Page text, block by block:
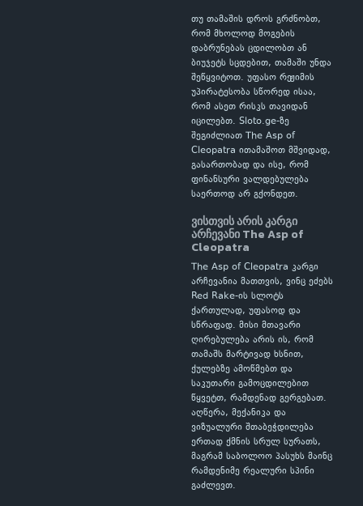
თუ თამაშის დროს გრძნობთ,
რომ მხოლოდ მოგების
დაბრუნებას ცდილობთ ან
ბიუჯეტს სცდებით, თამაში უნდა
შეწყვიტოთ. უფასო რეჟიმის
უპირატესობა სწორედ ისაა,
რომ ასეთ რისკს თავიდან
იცილებთ. Sloto.ge-ზე
შეგიძლიათ The Asp of
Cleopatra ითამაშოთ მშვიდად,
გასართობად და ისე, რომ
ფინანსური ვალდებულება
საერთოდ არ გქონდეთ.
ვისთვის არის კარგი
არჩევანი The Asp of
Cleopatra
The Asp of Cleopatra კარგი
არჩევანია მათთვის, ვინც ეძებს
Red Rake-ის სლოტს
ქართულად, უფასოდ და
სწრაფად. მისი მთავარი
ღირებულება არის ის, რომ
თამაშს მარტივად ხსნით,
ქულებზე ამოწმებთ და
საკუთარი გამოცდილებით
წყვეტთ, რამდენად გერგებათ.
აღწერა, მექანიკა და
ვიზუალური შთაბეჭდილება
ერთად ქმნის სრულ სურათს,
მაგრამ საბოლოო პასუხს მაინც
რამდენიმე რეალური სპინი
გაძლევთ.